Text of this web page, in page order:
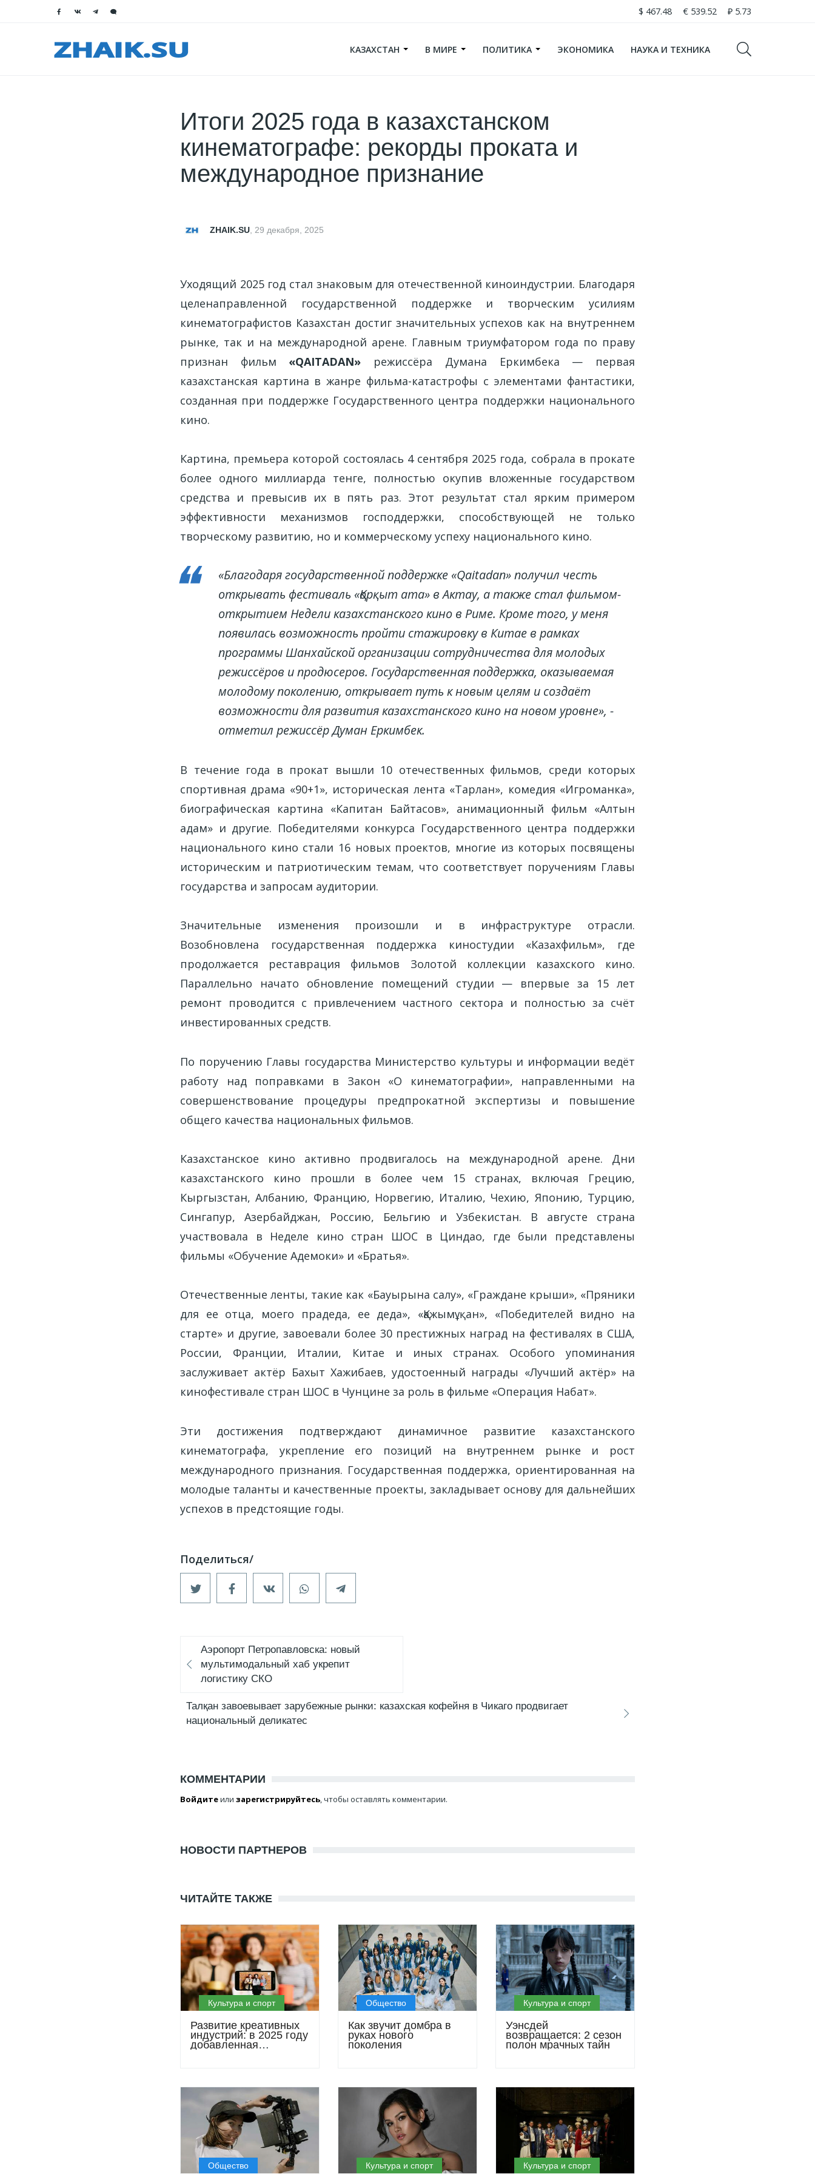
$ 467.48 € 539.52 ₽ 5.73
КАЗАХСТАН В МИРЕ ПОЛИТИКА ЭКОНОМИКА НАУКА И ТЕХНИКА
Итоги 2025 года в казахстанском
кинематографе: рекорды проката и
международное признание
ZHAIK.SU, 29 декабря, 2025
Уходящий 2025 год стал знаковым для отечественной киноиндустрии. Благодаря
целенаправленной государственной поддержке и творческим усилиям
кинематографистов Казахстан достиг значительных успехов как на внутреннем
рынке, так и на международной арене. Главным триумфатором года по праву
признан фильм «QAITADAN» режиссёра Думана Еркимбека — первая
казахстанская картина в жанре фильма-катастрофы с элементами фантастики,
созданная при поддержке Государственного центра поддержки национального
кино.
Картина, премьера которой состоялась 4 сентября 2025 года, собрала в прокате
более одного миллиарда тенге, полностью окупив вложенные государством
средства и превысив их в пять раз. Этот результат стал ярким примером
эффективности механизмов господдержки, способствующей не только
творческому развитию, но и коммерческому успеху национального кино.
«Благодаря государственной поддержке «Qaitadan» получил честь
открывать фестиваль «Қорқыт ата» в Актау, а также стал фильмом-
открытием Недели казахстанского кино в Риме. Кроме того, у меня
появилась возможность пройти стажировку в Китае в рамках
программы Шанхайской организации сотрудничества для молодых
режиссёров и продюсеров. Государственная поддержка, оказываемая
молодому поколению, открывает путь к новым целям и создаёт
возможности для развития казахстанского кино на новом уровне», -
отметил режиссёр Думан Еркимбек.
В течение года в прокат вышли 10 отечественных фильмов, среди которых
спортивная драма «90+1», историческая лента «Тарлан», комедия «Игроманка»,
биографическая картина «Капитан Байтасов», анимационный фильм «Алтын
адам» и другие. Победителями конкурса Государственного центра поддержки
национального кино стали 16 новых проектов, многие из которых посвящены
историческим и патриотическим темам, что соответствует поручениям Главы
государства и запросам аудитории.
Значительные изменения произошли и в инфраструктуре отрасли.
Возобновлена государственная поддержка киностудии «Казахфильм», где
продолжается реставрация фильмов Золотой коллекции казахского кино.
Параллельно начато обновление помещений студии — впервые за 15 лет
ремонт проводится с привлечением частного сектора и полностью за счёт
инвестированных средств.
По поручению Главы государства Министерство культуры и информации ведёт
работу над поправками в Закон «О кинематографии», направленными на
совершенствование процедуры предпрокатной экспертизы и повышение
общего качества национальных фильмов.
Казахстанское кино активно продвигалось на международной арене. Дни
казахстанского кино прошли в более чем 15 странах, включая Грецию,
Кыргызстан, Албанию, Францию, Норвегию, Италию, Чехию, Японию, Турцию,
Сингапур, Азербайджан, Россию, Бельгию и Узбекистан. В августе страна
участвовала в Неделе кино стран ШОС в Циндао, где были представлены
фильмы «Обучение Адемоки» и «Братья».
Отечественные ленты, такие как «Бауырына салу», «Граждане крыши», «Пряники
для ее отца, моего прадеда, ее деда», «Қажымұқан», «Победителей видно на
старте» и другие, завоевали более 30 престижных наград на фестивалях в США,
России, Франции, Италии, Китае и иных странах. Особого упоминания
заслуживает актёр Бахыт Хажибаев, удостоенный награды «Лучший актёр» на
кинофестивале стран ШОС в Чунцине за роль в фильме «Операция Набат».
Эти достижения подтверждают динамичное развитие казахстанского
кинематографа, укрепление его позиций на внутреннем рынке и рост
международного признания. Государственная поддержка, ориентированная на
молодые таланты и качественные проекты, закладывает основу для дальнейших
успехов в предстоящие годы.
Аэропорт Петропавловска: новый
мультимодальный хаб укрепит
логистику СКО
Талқан завоевывает зарубежные рынки: казахская кофейня в Чикаго продвигает
национальный деликатес
КОММЕНТАРИИ
Войдитеили зарегистрируйтесь, чтобы оставлять комментарии.
НОВОСТИ ПАРТНЕРОВ
ЧИТАЙТЕ ТАКЖЕ
Культура и спорт
Развитие креативных
индустрий: в 2025 году
добавленная
Общество
Как звучит домбра в
руках нового
поколения
Культура и спорт
Уэнсдей
возвращается: 2 сезон
полон мрачных тайн
Общество Культура и спорт Культура и спорт